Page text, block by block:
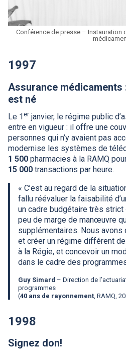
Conférence de presse – Instauration
1997
Assurance médicaments
est né
Le 1 er janvier, le régime public
entre en vigueur : il offre une
personnes qui n’y avaient pas
modernise les systèmes de
1 500 pharmacies à la RAMQ
15 000 transactions par heure.
« C’est au regard de la
fallu réévaluer la faisabilité
un cadre budgétaire très
peu de marge de manœuvre
supplémentaires. Nous avons
et créer un régime différent
à la Régie, et concevoir un
dans le cadre des
Guy Simard – Direction de
programmes
(40 ans de rayonnement RAMQ ,
1998
Signez don!